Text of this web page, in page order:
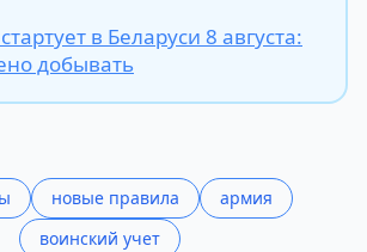
в Беларуси 8 августа:
добывать
новые правила
армия
воинский учет